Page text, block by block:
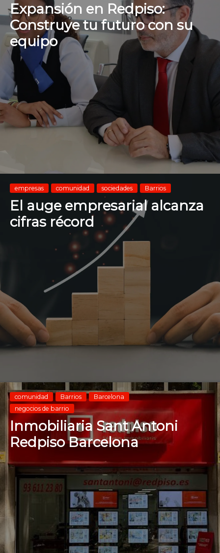
Expansión en Redpiso:
Construye tu futuro con su
equipo
empresas comunidad sociedades Barrios
El auge empresarial alcanza
cifras récord
comunidad Barrios
Barcelona
negocios de barrio
Inmobiliaria Sant Antoni
Redpiso Barcelona